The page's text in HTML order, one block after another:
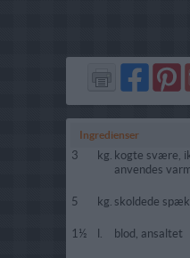
Del
på
Facebook
Del
på
Ingredienser
3 kg. kogte svære,
anvendes
5 kg. skoldede
1½ l. blod, ansaltet